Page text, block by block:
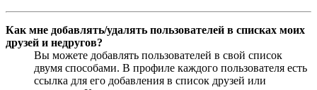
Как мне добавлять/удалять пользователей в списках моих
друзей и недругов?
Вы можете добавлять пользователей в свой список
двумя способами. В профиле каждого пользователя есть
ссылка для его добавления в список друзей или